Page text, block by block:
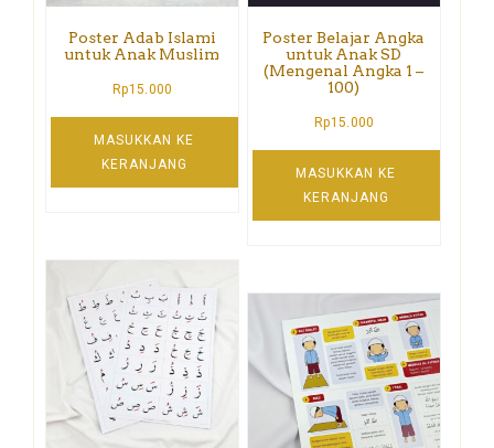
Poster Adab Islami
untuk Anak Muslim
Rp15.000
MASUKKAN KE
KERANJANG
Poster Belajar Angka
untuk Anak SD
(Mengenal Angka 1 –
100)
Rp15.000
MASUKKAN KE
KERANJANG